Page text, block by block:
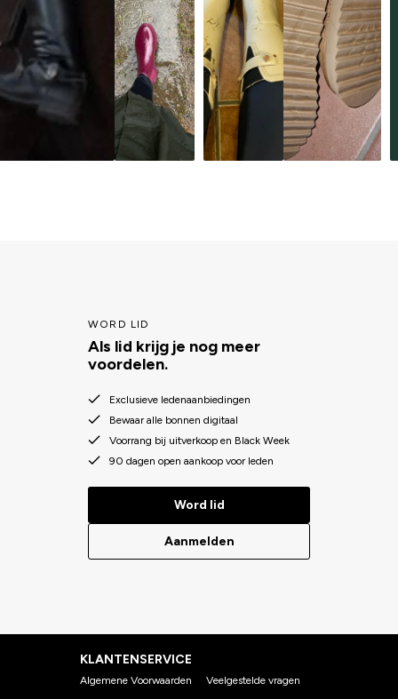
WORD LID
Als lid krijg je nog meer
voordelen.
Exclusieve ledenaanbiedingen
Bewaar alle bonnen digitaal
Voorrang bij uitverkoop en Black Week
90 dagen open aankoop voor leden
Word lid
Aanmelden
KLANTENSERVICE
Algemene Voorwaarden Veelgestelde vragen